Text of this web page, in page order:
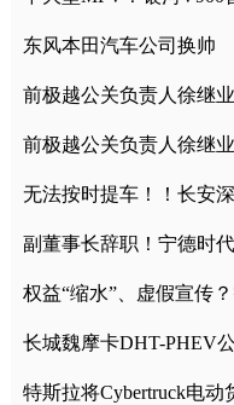
东风本田汽车公司换帅
前极越公关负责人徐继
前极越公关负责人徐继
无法按时提车！！长安
副董事长辞职！宁德时
权益“缩水”、虚假宣传
长城魏摩卡DHT-PHEV
特斯拉将Cybertruck电